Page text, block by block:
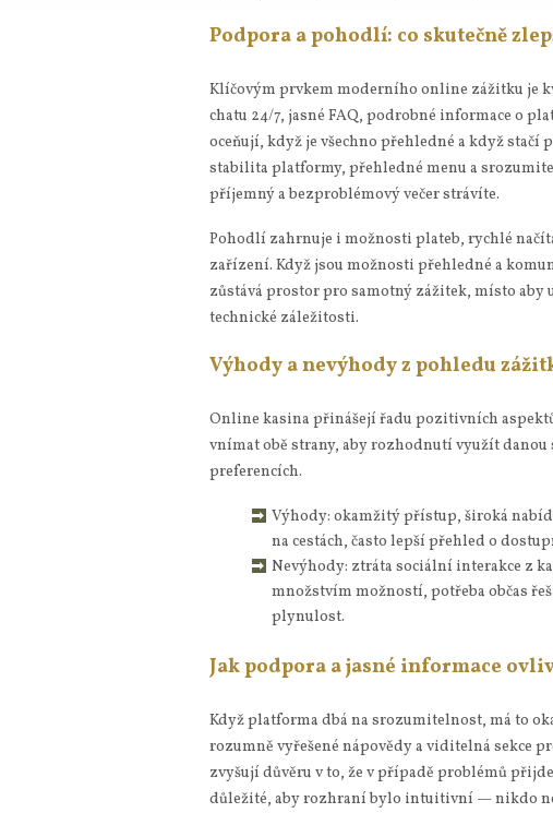
Podpora a pohodlí: co skutečně
Klíčovým prvkem moderního online zážitku je
chatu 24/7, jasné FAQ, podrobné informace o
oceňují, když je všechno přehledné a když
stabilita platformy, přehledné menu a
příjemný a bezproblémový večer strávíte.
Pohodlí zahrnuje i možnosti plateb, rychlé
zařízení. Když jsou možnosti přehledné a
zůstává prostor pro samotný zážitek, místo
technické záležitosti.
Výhody a nevýhody z pohledu
Online kasina přinášejí řadu pozitivních
vnímat obě strany, aby rozhodnutí využít danou
preferencích.
Výhody: okamžitý přístup, široká
na cestách, často lepší přehled o
Nevýhody: ztráta sociální interakce z
množstvím možností, potřeba občas
plynulost.
Jak podpora a jasné informace
Když platforma dbá na srozumitelnost, má to
rozumně vyřešené nápovědy a viditelná sekce
zvyšují důvěru v to, že v případě problémů
důležité, aby rozhraní bylo intuitivní — nikdo